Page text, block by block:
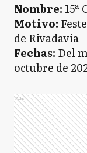
Nombre: 15ª
Motivo:
de Rivadavia
Fechas: Del
octubre de
Ads